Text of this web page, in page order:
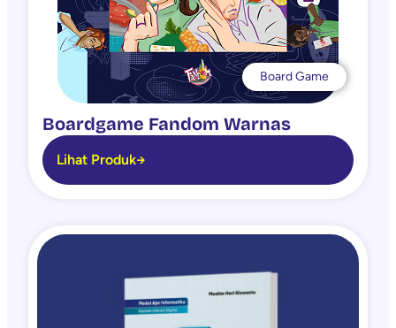
Board Game
Boardgame Fandom Warnas
Lihat Produk